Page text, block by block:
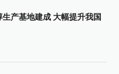
产基地建成 大幅提升我国